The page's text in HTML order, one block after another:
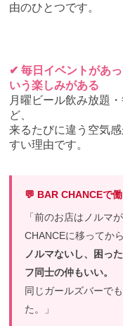
由のひとつです。
✔ 毎日イベントがあ
いう楽しみがある
月曜ビール飲み放題
ど、
来るたびに違う空気
すい理由です。
💬 BAR CHANCEで
「前のお店はノルマ
CHANCEに移ってか
ノルマないし、困っ
フ同士の仲もいい。
同じガールズバーで
た。」